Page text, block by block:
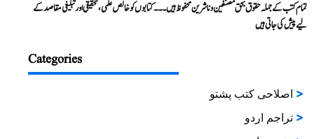
تمام کتب کے جملہ حقوق بحق مصنفین و ناشرین محفوظ ہیں۔۔۔ کتابوں کو خالص علمی، تحقیقی اور تبلیغی مقاصد کے
لیے پیش کی جاتی ہیں
Categories
اصلاحی کتب پشتو
تراجم اردو